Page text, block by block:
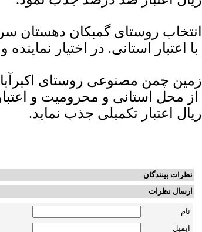
انتخاب روستای گمبکان دهستان
با اعتبار استانی. در اختیار
زمین چمن مصنوعی روستای
ریال اعتبار تکمیلی جذب نماید.
نظرات بینندگان
ارسال نظرات
نام
ایمیل